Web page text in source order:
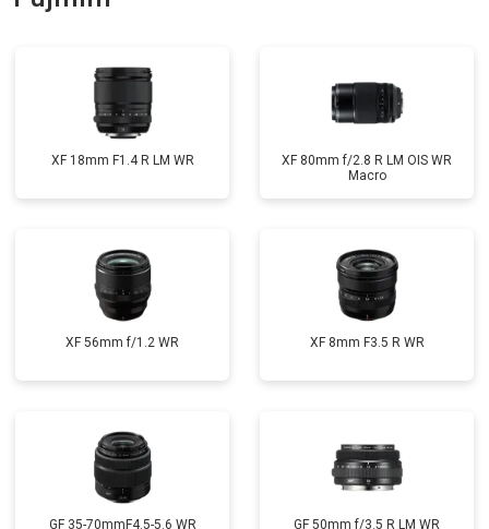
XF 18mm F1.4 R LM WR
XF 80mm f/2.8 R LM OIS WR
Macro
XF 56mm f/1.2 WR XF 8mm F3.5 R WR
GF 35-70mmF4.5-5.6 WR GF 50mm f/3.5 R LM WR